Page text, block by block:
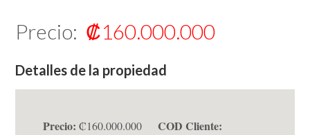
Precio: ₡160.000.000
Detalles de la propiedad
Precio: ₡160.000.000
COD Cliente: